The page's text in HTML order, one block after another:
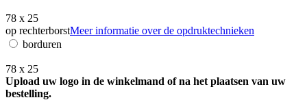
78 x 25
op rechterborstMeer informatie over de opdruktechnieken
borduren
78 x 25
Upload uw logo in de winkelmand of na het plaatsen van uw
bestelling.